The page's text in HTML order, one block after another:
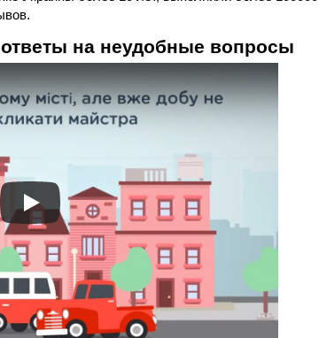
на неудобные вопросы